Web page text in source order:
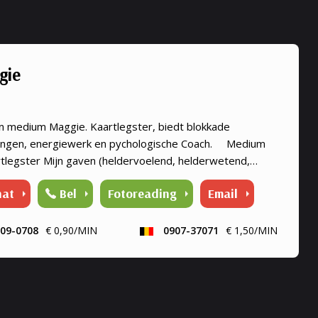
medium Maggie. Kaartlegster, biedt blokkade
energiewerk en pychologische Coach. Medium
Mijn gaven (heldervoelend, helderwetend,
energiewerk) zet ik graag in om aantwoorden te
al je ...
Bel Fotoreading Email
0708 € 0,90/MIN 0907-37071 € 1,50/MIN